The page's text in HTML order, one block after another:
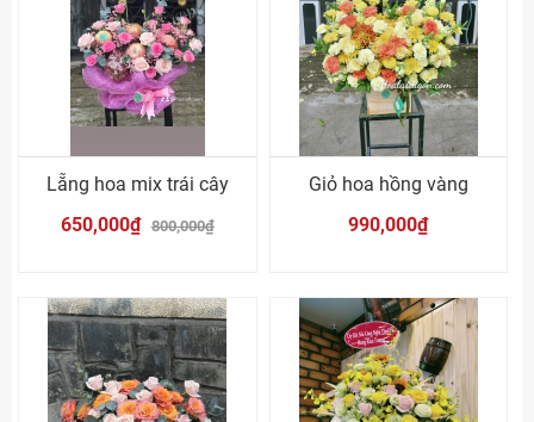
Lẵng hoa mix trái cây
650,000₫ 800,000₫
Giỏ hoa hồng vàng
990,000₫